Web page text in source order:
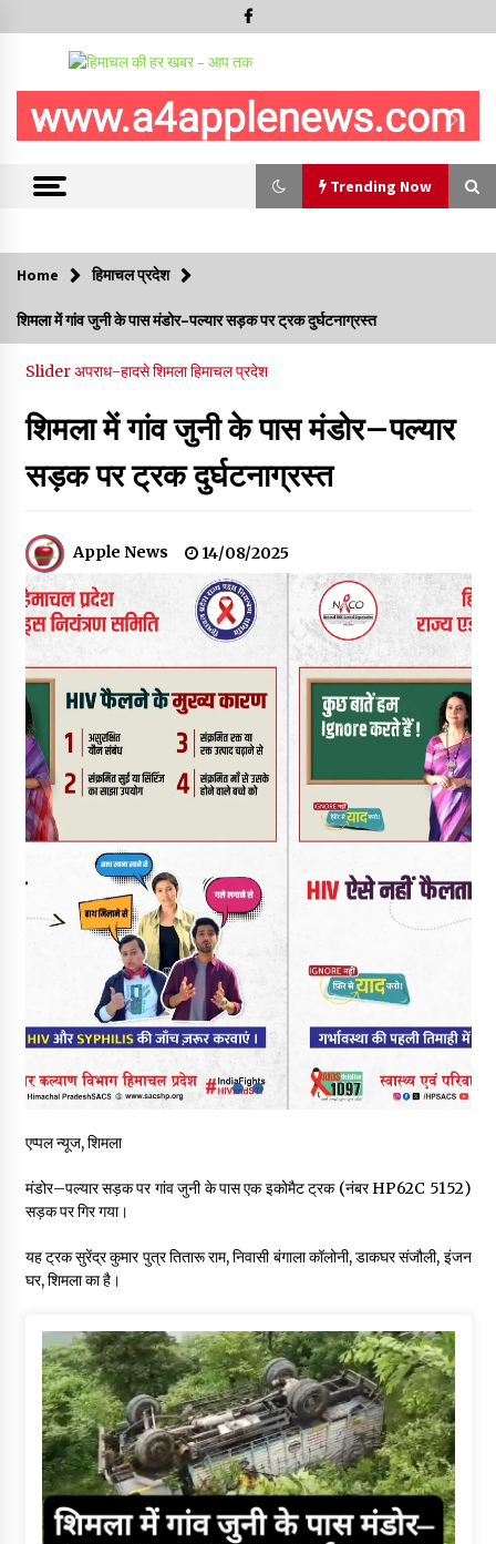
Trending Now
IGMC शिमला को मिलेगी स्पैक्ट, सेल सेपरेटर और 256-स्लाइस सीटी
स्कैन मशीन
लिए देगी 70 % सब्सिडी
09/08/2026
रामपुर नगर परिषद के पिछले 5 वर्षों के कार्यों की होगी समीक्षा, अनियमितता मिली
09/08/2026
29 मेगावाट पावर प्रोजेक्ट से प्रभावित गांवों को LADA फंड व रोजगार न
मिलने पर राजस्व मंत्री ने जताई नाराजगी
09/08/2026
सुक्खू का गवर्नेंस मॉडल केवल ‘तालाबंदी’ पर आधारित- जयराम ठाकुर
09/08/2026
5 किलो अफीम डोडा/पोस्त बरामदगी मामले में कुल्लू सैंज से मुख्य सप्लायर
09/08/2026
सुधीर शर्मा अपनी बोल-वाणी सुधारें, हिमाचली संस्कृति के अनुरूप करें भाषा का
प्रयोग- राजेश धर्माणी
08/08/2026
हिमाचल सरकार मछुआरों को नावों और मछली पकड़ने के उपकरणों पर डे रही
70 से 90% तक सब्सिडी
08/08/2026
चंबा के बैरागढ़ में दर्दनाक बस हादसा, 7 की मौत, 11 घायल, राज्यपाल CM व
08/08/2026
08/08/2026
हमीरपुर के बड़सर में मनाया जाएगा राज्यस्तरीय स्वतंत्रता दिवस समारोह, CM
सुक्खू करेंगे ध्वजारोहण
07/08/2026
Home हिमाचल प्रदेश
शिमला में गांव जुनी के पास मंडोर–पल्यार सड़क पर ट्रक दुर्घटनाग्रस्त
Sliderअपराध-हादसेशिमलाहिमाचल प्रदेश
शिमला में गांव जुनी के पास मंडोर–पल्यार
सड़क पर ट्रक दुर्घटनाग्रस्त
Apple News 14/08/2025
एप्पल न्यूज, शिमला
मंडोर–पल्यार सड़क पर गांव जुनी के पास एक इकोमैट ट्रक (नंबर HP62C 5152)
सड़क पर गिर गया।
यह ट्रक सुरेंद्र कुमार पुत्र तितारू राम, निवासी बंगाला कॉलोनी, डाकघर संजौली, इंजन
घर, शिमला का है।